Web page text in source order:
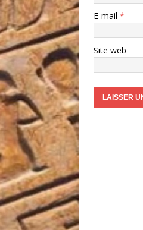
E-mail *
Site web